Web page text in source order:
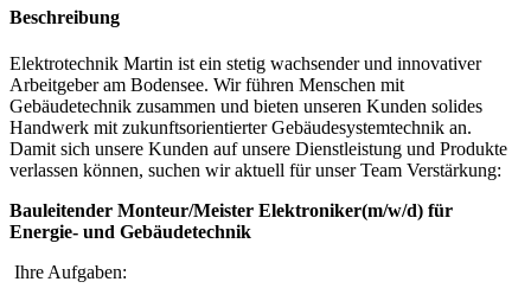
Beschreibung
Elektrotechnik Martin ist ein stetig wachsender und innovativer
Arbeitgeber am Bodensee. Wir führen Menschen mit
Gebäudetechnik zusammen und bieten unseren Kunden solides
Handwerk mit zukunftsorientierter Gebäudesystemtechnik an.
Damit sich unsere Kunden auf unsere Dienstleistung und Produkte
verlassen können, suchen wir aktuell für unser Team Verstärkung:
Bauleitender Monteur/Meister Elektroniker(m/w/d) für
Energie- und Gebäudetechnik
Ihre Aufgaben: